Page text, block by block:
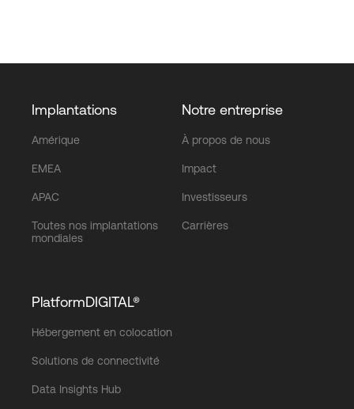
Implantations
Amérique
EMEA
APAC
Toutes nos implantations
mondiales
Notre entreprise
À propos de nous
Impact
Investisseurs
Carrières
PlatformDIGITAL®
Hébergement en colocation
Solutions de connectivité
Data Insights Hub